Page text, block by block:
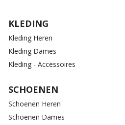
KLEDING
Kleding Heren
Kleding Dames
Kleding - Accessoires
SCHOENEN
Schoenen Heren
Schoenen Dames